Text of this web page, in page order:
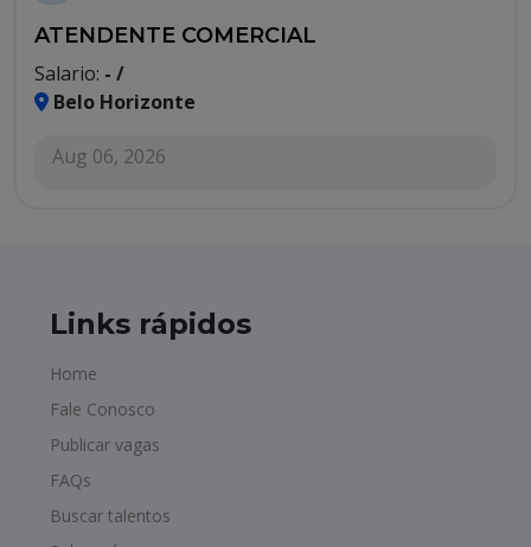
ATENDENTE COMERCIAL
Salario: - /
Belo Horizonte
Aug 06, 2026
Links rápidos
Home
Fale Conosco
Publicar vagas
FAQs
Buscar talentos